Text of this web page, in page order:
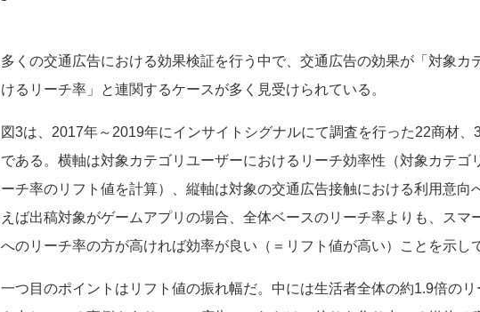
多くの交通広告における効果検証を行う中で、交通広告の効果が「対象カ
けるリーチ率」と連関するケースが多く見受けられている。
図3は、2017年～2019年にインサイトシグナルにて調査を行った22商材
である。横軸は対象カテゴリユーザーにおけるリーチ効率性（対象カテゴ
ーチ率のリフト値を計算）、縦軸は対象の交通広告接触における利用意向
えば出稿対象がゲームアプリの場合、全体ベースのリーチ率よりも、スマ
へのリーチ率の方が高ければ効率が良い（＝リフト値が高い）ことを示し
一つ目のポイントはリフト値の振れ幅だ。中には生活者全体の約1.9倍の